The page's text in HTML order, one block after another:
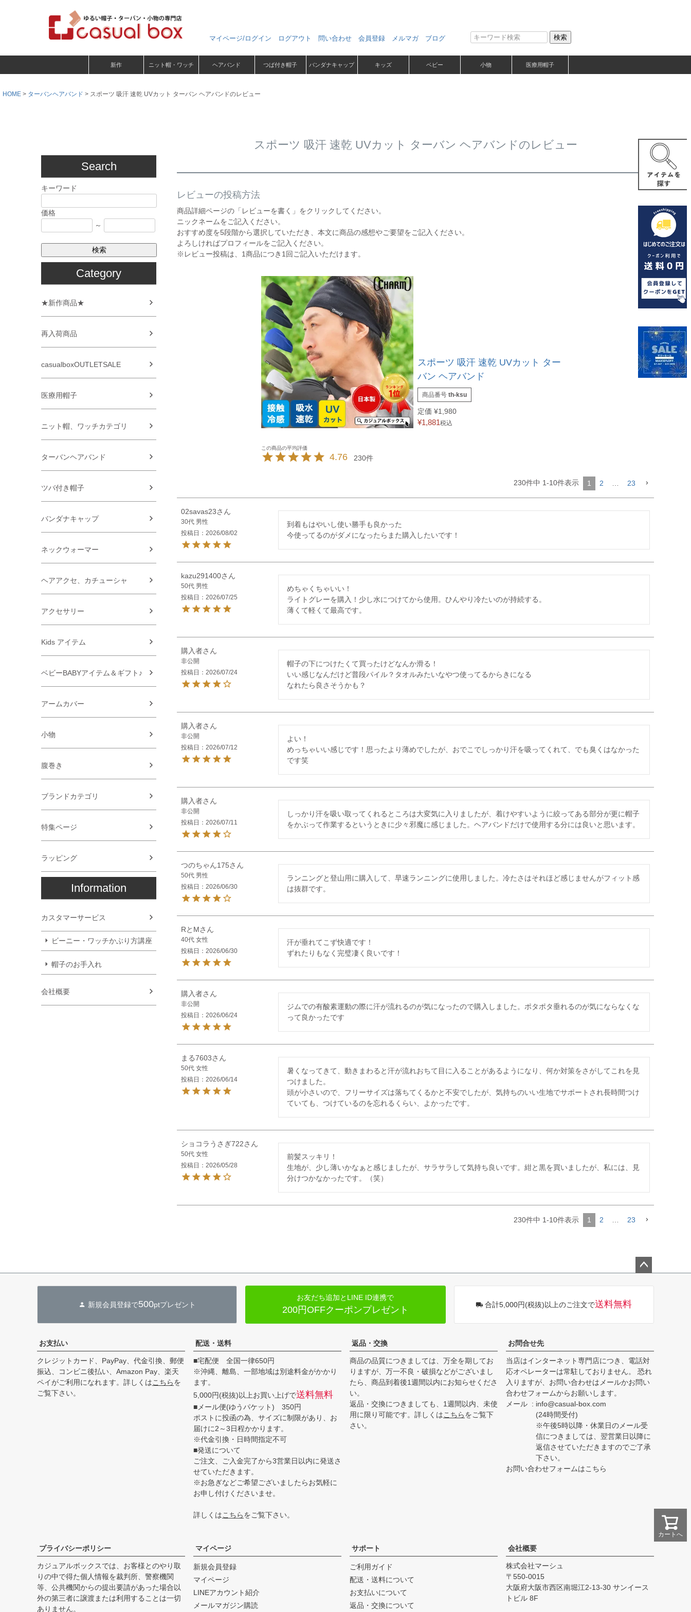
マイページ/ログイン ログアウト 問い合わせ 会員登録 メルマガ ブログ 検索
カートへ
新作 ニット帽・ワッチ ヘアバンド つば付き帽子 バンダナキャップ キッズ ベビー 小物 医療用帽子
HOME ターバンヘアバンド スポーツ 吸汗 速乾 UVカット ターバン ヘアバンドのレビュー
Search
キーワード
価格
～
検索
Category
★新作商品★
再入荷商品
casualboxOUTLETSALE
医療用帽子
ニット帽、ワッチカテゴリ
ターバンヘアバンド
ツバ付き帽子
バンダナキャップ
ネックウォーマー
ヘアアクセ、カチューシャ
アクセサリー
Kids アイテム
ベビーBABYアイテム＆ギフト♪
アームカバー
小物
腹巻き
ブランドカテゴリ
特集ページ
ラッピング
Information
カスタマーサービス
ビーニー・ワッチかぶり方講座
帽子のお手入れ
会社概要
スポーツ 吸汗 速乾 UVカット ターバン ヘアバンドのレビュー
レビューの投稿方法
商品詳細ページの「レビューを書く」をクリックしてください。
ニックネームをご記入ください。
おすすめ度を5段階から選択していただき、本文に商品の感想やご要望をご記入ください。
よろしければプロフィールをご記入ください。
※レビュー投稿は、1商品につき1回ご記入いただけます。
スポーツ 吸汗 速乾 UVカット ター
バン ヘアバンド
商品番号 th-ksu
定価 ¥1,980
¥1,881税込
4.76 230
230件中 1-10件表示 1 2 23
02savas23
30代 男性
投稿日
2026/08/02
到着もはやいし使い勝手も良かった
今使ってるのがダメになったらまた購入したいです！
kazu291400
50代 男性
投稿日
2026/07/25
めちゃくちゃいい！
ライトグレーを購入！少し水につけてから使用。ひんやり冷たいのが持続する。
薄くて軽くて最高です。
購入者
非公開
投稿日
2026/07/24
帽子の下につけたくて買ったけどなんか滑る！
いい感じなんだけど普段パイル？タオルみたいなやつ使ってるからきになる
なれたら良さそうかも？
購入者
非公開
投稿日
2026/07/12
よい！
めっちゃいい感じです！思ったより薄めでしたが、おでこでしっかり汗を吸ってくれて、でも臭くはなかった
です笑
購入者
非公開
投稿日
2026/07/11
しっかり汗を吸い取ってくれるところは大変気に入りましたが、着けやすいように絞ってある部分が更に帽子
をかぶって作業するというときに少々邪魔に感じました。ヘアバンドだけで使用する分には良いと思います。
つのちゃん175
50代 男性
投稿日
2026/06/30
ランニングと登山用に購入して、早速ランニングに使用しました。冷たさはそれほど感じませんがフィット感
は抜群です。
RとM
40代 女性
投稿日
2026/06/30
汗が垂れてこず快適です！
ずれたりもなく完璧凄く良いです！
購入者
非公開
投稿日
2026/06/24
ジムでの有酸素運動の際に汗が流れるのが気になったので購入しました。ポタポタ垂れるのが気にならなくな
って良かったです
まる7603
50代 女性
投稿日
2026/06/14
暑くなってきて、動きまわると汗が流れおちて目に入ることがあるようになり、何か対策をさがしてこれを見
つけました。
頭が小さいので、フリーサイズは落ちてくるかと不安でしたが、気持ちのいい生地でサポートされ長時間つけ
ていても、つけているのを忘れるくらい、よかったです。
ショコラうさぎ722
50代 女性
投稿日
2026/05/28
前髪スッキリ！
生地が、少し薄いかなぁと感じましたが、サラサラして気持ち良いです。紺と黒を買いましたが、私には、見
分けつかなかったです。（笑）
230件中 1-10件表示 1 2 23
新規会員登録で500ptプレゼント
お友だち追加とLINE ID連携で
200円OFFクーポンプレゼント 合計5,000円(税抜)以上のご注文で送料無料
お支払い
クレジットカード、PayPay、代金引換、郵便
振込、コンビニ後払い、Amazon Pay、楽天
ペイがご利用になれます。詳しくはこちらを
ご覧下さい。
配送・送料
■宅配便 全国一律650円
※沖縄、離島、一部地域は別途料金がかかり
ます。
5,000円(税抜)以上お買い上げで送料無料
■メール便(ゆうパケット) 350円
ポストに投函の為、サイズに制限があり、お
届けに2～3日程かかります。
※代金引換・日時間指定不可
■発送について
ご注文、ご入金完了から3営業日以内に発送さ
せていただきます。
※お急ぎなどご希望ございましたらお気軽に
お申し付けくださいませ。
詳しくはこちらをご覧下さい。
返品・交換
商品の品質につきましては、万全を期してお
りますが、万一不良・破損などがございまし
たら、商品到着後1週間以内にお知らせくださ
い。
返品・交換につきましても、1週間以内、未使
用に限り可能です。詳しくはこちらをご覧下
さい。
お問合せ先
当店はインターネット専門店につき、電話対
応オペレーターは常駐しておりません。 恐れ
入りますが、お問い合わせはメールかお問い
合わせフォームからお願いします。
メール
info@casual-box.com
(24時間受付)
※午後5時以降・休業日のメール受
信につきましては、翌営業日以降に
返信させていただきますのでご了承
下さい。
お問い合わせフォームはこちら
プライバシーポリシー
カジュアルボックスでは、お客様とのやり取
りの中で得た個人情報を裁判所、警察機関
等、公共機関からの提出要請があった場合以
外の第三者に譲渡または利用することは一切
ありません。
マイページ
新規会員登録
マイページ
LINEアカウント紹介
メールマガジン購読
サポート
ご利用ガイド
配送・送料について
お支払いについて
返品・交換について
会社概要
株式会社マーシュ
550-0015
大阪府大阪市西区南堀江2-13-30 サンイース
トビル 8F